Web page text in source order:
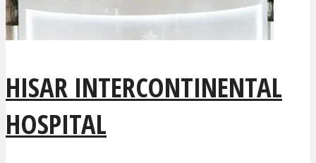
HISAR INTERCONTINENTAL
HOSPITAL